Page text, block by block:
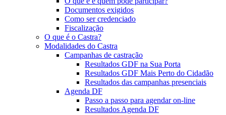
Documentos exigidos
Como ser credenciado
Fiscalização
O que é o Castra?
Modalidades do Castra
Campanhas de castração
Resultados GDF na Sua Porta
Resultados GDF Mais Perto do Cidadão
Resultados das campanhas presenciais
Agenda DF
Passo a passo para agendar on-line
Resultados Agenda DF